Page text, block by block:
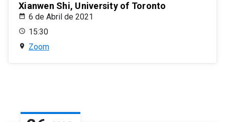
Xianwen Shi, University of Toronto
6 de Abril de 2021
15:30
Zoom